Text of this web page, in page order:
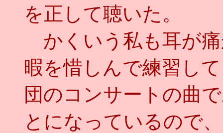
を正して聴いた。
かくいう私も耳が
暇を惜しんで練習し
団のコンサートの曲
とになっているので